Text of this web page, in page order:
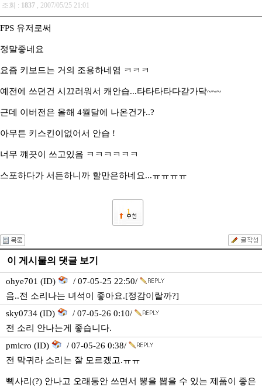
조회 : 1837 , 2007/05/25 21:01
FPS 유저로써
정말좋네요
요즘 키보드는 거의 조용하네염 ㅋㅋㅋ
예전에 쓰던건 시끄러워서 캐안습...타타타타다갇가닥~~~
근데 이버전은 올해 4월달에 나온건가..?
아무튼 키스킨이없어서 안습 !
너무 꺠끗이 쓰고있음 ㅋㅋㅋㅋㅋㅋ
스포하다가 서든하니까 할만은하네요...ㅠㅠㅠㅠ
1
이 게시물의 댓글 보기
ohye701 (ID)
/ 07-05-25 22:50/
음..전 소리나는 녀석이 좋아요.[정감이랄까?]
sky0734 (ID)
/ 07-05-26 0:10/
전 소리 안나는게 좋습니다.
pmicro (ID)
/ 07-05-26 0:38/
전 막귀라 소리는 잘 모르겠고.ㅠㅠ
삑사리(?) 안나고 오래동안 쓰면서 뽕을 뽑을 수 있는 제품이 좋은